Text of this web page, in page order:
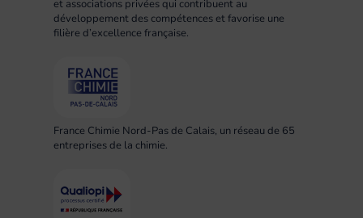
et associations privées qui contribuent au
développement des compétences et favorise une
filière d’excellence française.
France Chimie Nord-Pas de Calais, un réseau de 65
entreprises de la chimie.